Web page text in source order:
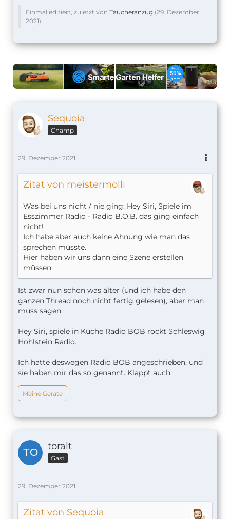
Einmal editiert, zuletzt von Taucheranzug (29. Dezember
2021)
Sequoia
Champ
29. Dezember 2021
Zitat von meistermolli
Was bei uns nicht / nie ging: Hey Siri, Spiele im
Esszimmer Radio - Radio B.O.B. das ging einfach
nicht!
Ich habe aber auch keine Ahnung wie man das
sprechen müsste.
Hier haben wir uns dann eine Szene erstellen
müssen.
Ist zwar nun schon was älter (und ich habe den
ganzen Thread noch nicht fertig gelesen), aber man
muss sagen:
Hey Siri, spiele in Küche Radio BOB rockt Schleswig
Hohlstein Radio.
Ich hatte deswegen Radio BOB angeschrieben, und
sie haben mir das so genannt. Klappt auch.
Meine Geräte
toralt
Gast
29. Dezember 2021
Zitat von Sequoia